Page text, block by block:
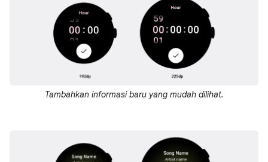
Tambahkan informasi baru yang mudah dilihat.